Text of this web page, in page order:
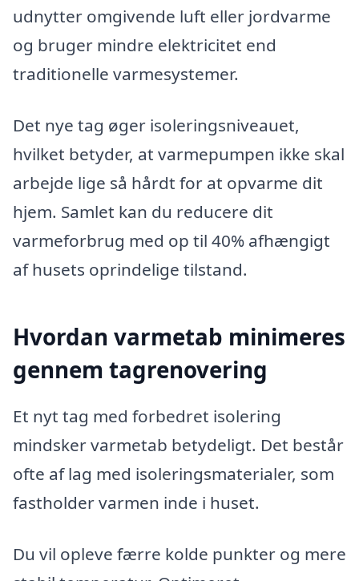
udnytter omgivende luft eller jordvarme
og bruger mindre elektricitet end
traditionelle varmesystemer.
Det nye tag øger isoleringsniveauet,
hvilket betyder, at varmepumpen ikke skal
arbejde lige så hårdt for at opvarme dit
hjem. Samlet kan du reducere dit
varmeforbrug med op til 40% afhængigt
af husets oprindelige tilstand.
Hvordan varmetab minimeres
gennem tagrenovering
Et nyt tag med forbedret isolering
mindsker varmetab betydeligt. Det består
ofte af lag med isoleringsmaterialer, som
fastholder varmen inde i huset.
Du vil opleve færre kolde punkter og mere